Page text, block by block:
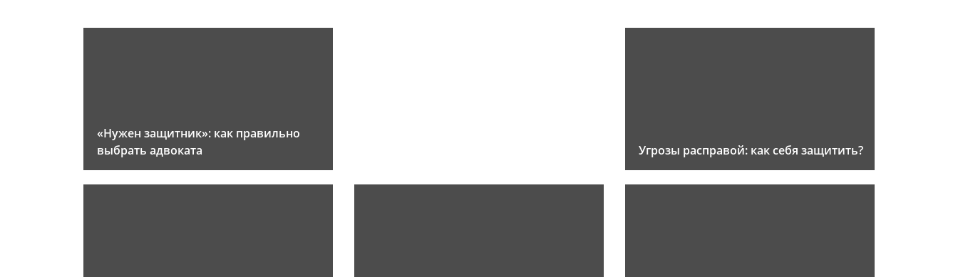
«Нужен защитник»: как правильно
выбрать адвоката
Угрозы расправой: как себя защитить?